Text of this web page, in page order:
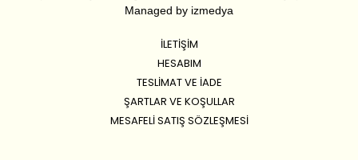
Managed by izmedya
İLETIŞIM
HESABIM
TESLIMAT VE İADE
ŞARTLAR VE KOŞULLAR
MESAFELI SATIŞ SÖZLEŞMESI